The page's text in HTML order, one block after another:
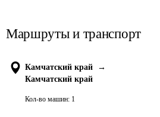
Маршруты и транспорт
Камчатский край
→
Камчатский край
Кол-во машин: 1